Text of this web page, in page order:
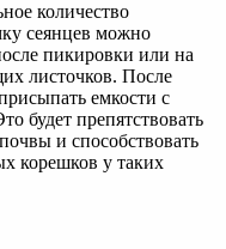
количество
сеянцев можно
пикировки или на
листочков. После
емкости с
будет препятствовать
и способствовать
корешков у таких